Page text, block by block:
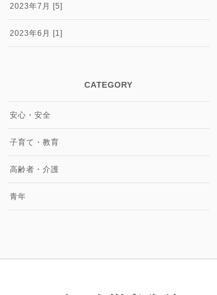
2023年7月 [5]
2023年6月 [1]
CATEGORY
安心・安全
子育て・教育
高齢者・介護
青年